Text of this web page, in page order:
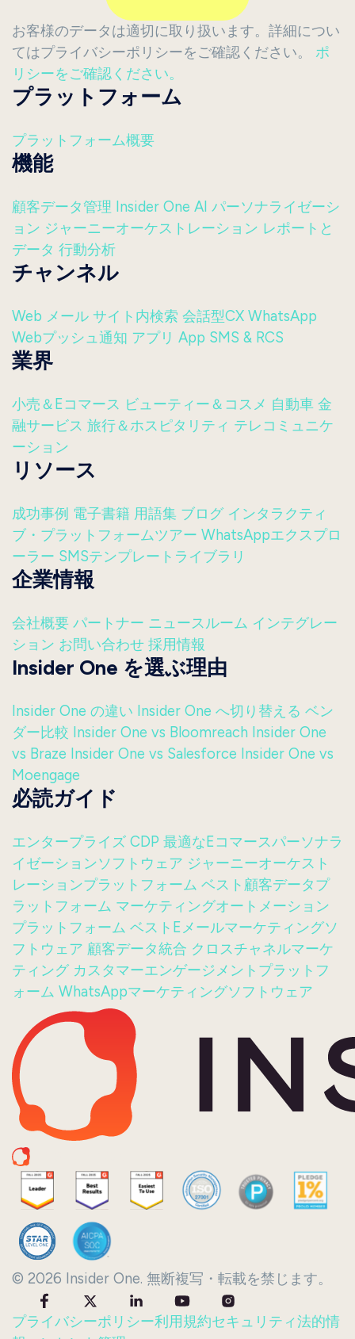
お客様のデータは適切に取り扱います。詳細につい
てはプライバシーポリシーをご確認ください。 ポ
リシーをご確認ください。
プラットフォーム
プラットフォーム概要
機能
顧客データ管理 Insider One AI パーソナライゼーシ
ョン ジャーニーオーケストレーション レポートと
データ 行動分析
チャンネル
Web メール サイト内検索 会話型CX WhatsApp
Webプッシュ通知 アプリ App SMS & RCS
業界
小売＆Eコマース ビューティー＆コスメ 自動車 金
融サービス 旅行＆ホスピタリティ テレコミュニケ
ーション
リソース
成功事例 電子書籍 用語集 ブログ インタラクティ
ブ・プラットフォームツアー WhatsAppエクスプロ
ーラー SMSテンプレートライブラリ
企業情報
会社概要 パートナー ニュースルーム インテグレー
ション お問い合わせ 採用情報
Insider One を選ぶ理由
Insider One の違い Insider One へ切り替える ベン
ダー比較 Insider One vs Bloomreach Insider One
vs Braze Insider One vs Salesforce Insider One vs
Moengage
必読ガイド
エンタープライズ CDP 最適なEコマースパーソナラ
イゼーションソフトウェア ジャーニーオーケスト
レーションプラットフォーム ベスト顧客データプ
ラットフォーム マーケティングオートメーション
プラットフォーム ベストEメールマーケティングソ
フトウェア 顧客データ統合 クロスチャネルマーケ
ティング カスタマーエンゲージメントプラットフ
ォーム WhatsAppマーケティングソフトウェア
© 2026 Insider One. 無断複写・転載を禁じます。
プライバシーポリシー利用規約セキュリティ法的情